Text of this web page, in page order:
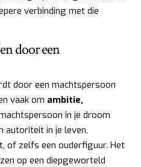
verbinding met die
door een
door een machtspersoon
vaak om ambitie,
in je droom
autoriteit in je leven,
of zelfs een ouderfiguur. Het
op een diepgeworteld